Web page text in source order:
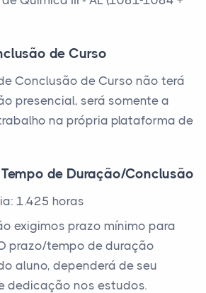
de Curso
Conclusão de Curso não terá
presencial, será somente a
na própria plataforma de
de Duração/Conclusão
1.425 horas
exigimos prazo mínimo para
prazo/tempo de duração
aluno, dependerá de seu
dedicação nos estudos.